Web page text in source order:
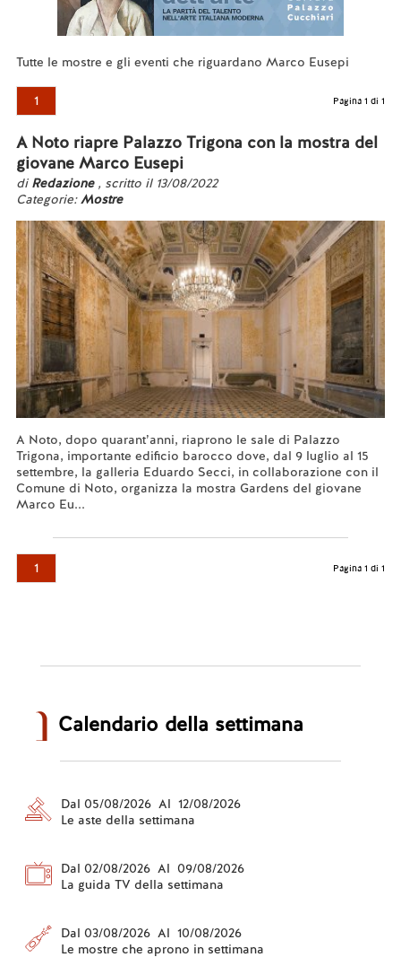
Tutte le mostre e gli eventi che riguardano Marco Eusepi
1 Pagina 1 di 1
A Noto riapre Palazzo Trigona con la mostra del
giovane Marco Eusepi
di Redazione , scritto il 13/08/2022
Categorie:Mostre
A Noto, dopo quarant’anni, riaprono le sale di Palazzo
Trigona, importante edificio barocco dove, dal 9 luglio al 15
settembre, la galleria Eduardo Secci, in collaborazione con il
Comune di Noto, organizza la mostra Gardens del giovane
Marco Eu...
1 Pagina 1 di 1
Calendario della settimana
Dal 05/08/2026 Al 12/08/2026
Le aste della settimana
Dal 02/08/2026 Al 09/08/2026
La guida TV della settimana
Dal 03/08/2026 Al 10/08/2026
Le mostre che aprono in settimana